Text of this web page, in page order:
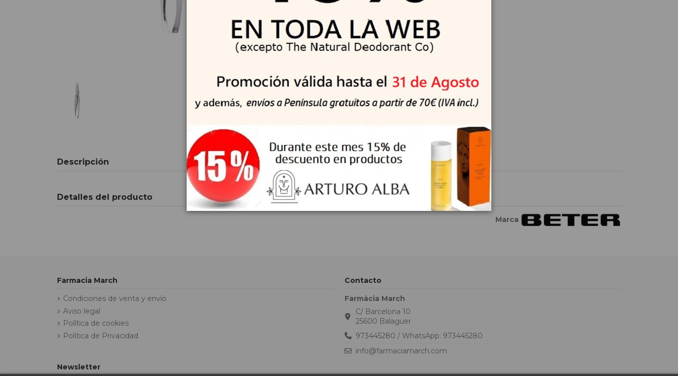
Descripción
Detalles del producto
Marca
Farmacia March
Condiciones de venta y envío
Aviso legal
Política de cookies
Política de Privacidad
Contacto
Farmàcia March
C/ Barcelona 10
25600 Balaguer
973445280 / WhatsApp: 973445280
info@farmaciamarch.com
Newsletter